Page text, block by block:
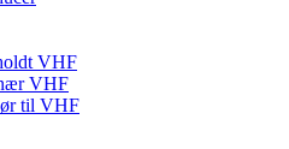
VHF
VHF
til VHF